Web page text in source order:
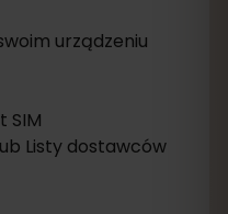
urządzeniu
SIM
Listy dostawców